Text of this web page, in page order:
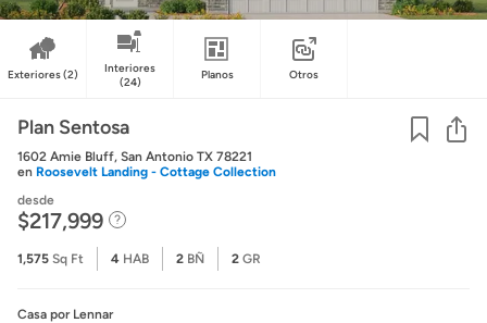
Exteriores(2)
Interiores
(24)
Planos Otros
Plan Sentosa
1602 Amie Bluff, San Antonio TX 78221
en Roosevelt Landing - Cottage Collection
desde
$217,999
1,575 Sq Ft 4 HAB 2 BÑ 2 GR
Casa por Lennar